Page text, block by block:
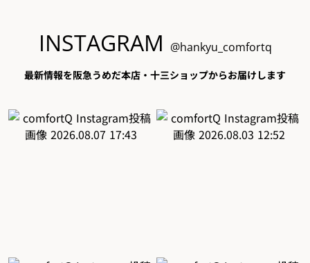
INSTAGRAM @hankyu_comfortq
最新情報を阪急うめだ本店・十三ショップからお届けします